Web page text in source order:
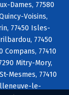
Dames, 77580
Voisins,
77450 Isles-
77450
Compans, 77410
Mitry-Mory,
Mesmes, 77410
le-